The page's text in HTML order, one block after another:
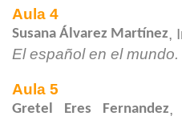
Aula 4
Susana Álvarez Martínez,
El español en el mundo.
Aula 5
Gretel Eres Fernandez,